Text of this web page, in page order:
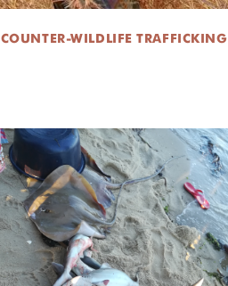
COUNTER-WILDLIFE TRAFFICKING